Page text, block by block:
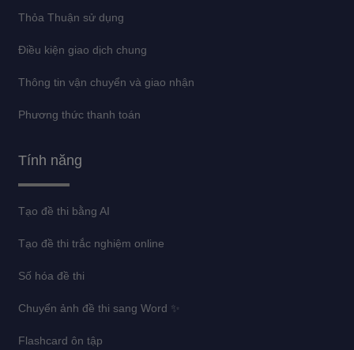
Thỏa Thuận sử dụng
Điều kiện giao dịch chung
Thông tin vận chuyển và giao nhận
Phương thức thanh toán
Tính năng
Tạo đề thi bằng AI
Tạo đề thi trắc nghiệm online
Số hóa đề thi
Chuyển ảnh đề thi sang Word ✨
Flashcard ôn tập